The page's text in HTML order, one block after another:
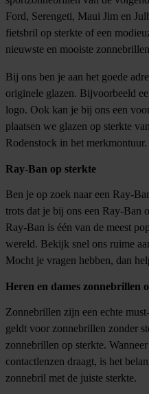
Ford, Serengeti, Maui Jim en
fietsbril op sterkte of een
nieuwste en mooiste
Bij ons ben je aan het goede
originele glazen. Bijvoorbeeld
logo. Ook kan je bij ons een
plaatsen we glazen op sterkte
Rodenstock in het merkmontuur.
Ray-Ban op sterkte
Ben je op zoek naar een Ray-
trots dat je bij ons een Ray-Ban
Ray-Ban is één van de meest
wereld. Bekijk snel ons ruime
Mocht je vragen hebben, dan
Heren en dames zonnebrillen
Zonnebrillen zijn een echte
geldt voor zonnebrillen zonder
zonnebrillen op sterkte.
contactlenzen draagt, is het
zonnebril met de juiste sterkte.